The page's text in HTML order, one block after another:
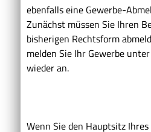
ebenfalls eine Gewerbe-
Zunächst müssen Sie Ihren
bisherigen Rechtsform
melden Sie Ihr Gewerbe
wieder an.
Wenn Sie den Hauptsitz